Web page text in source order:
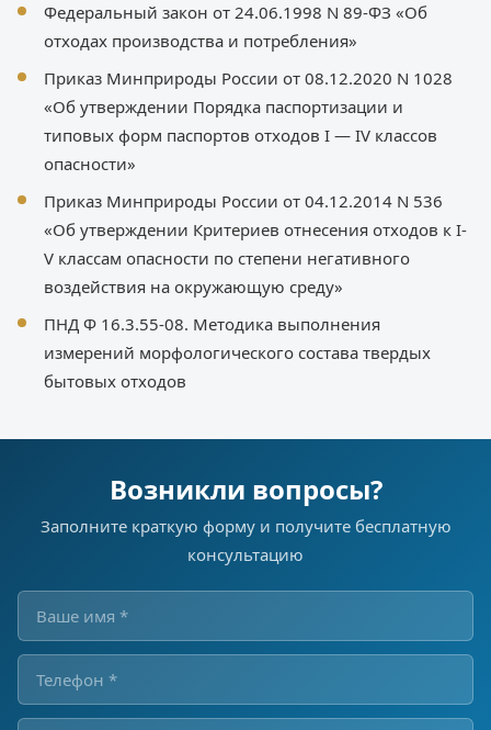
Федеральный закон от 24.06.1998 N 89-ФЗ «Об
отходах производства и потребления»
Приказ Минприроды России от 08.12.2020 N 1028
«Об утверждении Порядка паспортизации и
типовых форм паспортов отходов I — IV классов
опасности»
Приказ Минприроды России от 04.12.2014 N 536
«Об утверждении Критериев отнесения отходов к I-
V классам опасности по степени негативного
воздействия на окружающую среду»
ПНД Ф 16.3.55-08. Методика выполнения
измерений морфологического состава твердых
бытовых отходов
Возникли вопросы?
Заполните краткую форму и получите бесплатную
консультацию